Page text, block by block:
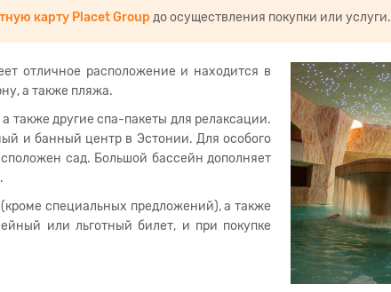
карту Placet Group до осуществления покупки или услуги.
отличное расположение и находится в
а также пляжа.
также другие спа-пакеты для релаксации.
и банный центр в Эстонии. Для особого
сад. Большой бассейн дополняет
специальных предложений), а также
или льготный билет, и при покупке